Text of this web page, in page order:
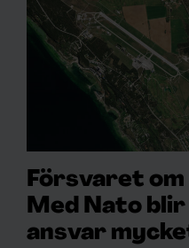
Försvaret
Med Nato
ansvar